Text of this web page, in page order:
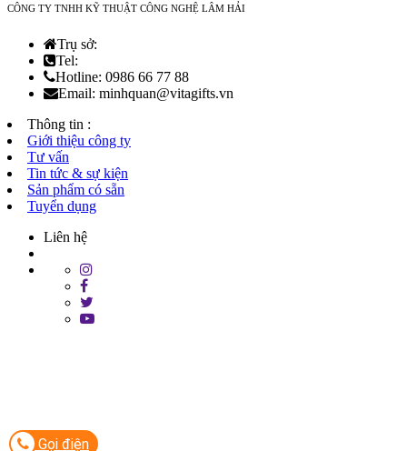
CÔNG TY TNHH KỸ THUẬT CÔNG NGHỆ LÂM HẢI
Trụ sở:
Tel:
Hotline: 0986 66 77 88
Email: minhquan@vitagifts.vn
Thông tin :
Giới thiệu công ty
Tư vấn
Tin tức & sự kiện
Sản phẩm có sẵn
Tuyển dụng
Liên hệ
Gọi điện